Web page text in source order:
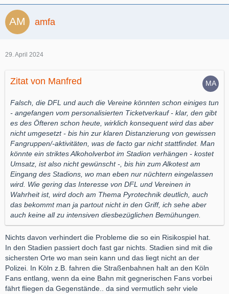
amfa
29. April 2024
Zitat von Manfred
Falsch, die DFL und auch die Vereine könnten schon einiges tun
- angefangen vom personalisierten Ticketverkauf - klar, den gibt
es des Öfteren schon heute, wirklich konsequent wird das aber
nicht umgesetzt - bis hin zur klaren Distanzierung von gewissen
Fangruppen/-aktivitäten, was de facto gar nicht stattfindet. Man
könnte ein striktes Alkoholverbot im Stadion verhängen - kostet
Umsatz, ist also nicht gewünscht -, bis hin zum Alkotest am
Eingang des Stadions, wo man eben nur nüchtern eingelassen
wird. Wie gering das Interesse von DFL und Vereinen in
Wahrheit ist, wird doch am Thema Pyrotechnik deutlich, auch
das bekommt man ja partout nicht in den Griff, ich sehe aber
auch keine all zu intensiven diesbezüglichen Bemühungen.
Nichts davon verhindert die Probleme die so ein Risikospiel hat.
In den Stadien passiert doch fast gar nichts. Stadien sind mit die
sichersten Orte wo man sein kann und das liegt nicht an der
Polizei. In Köln z.B. fahren die Straßenbahnen halt an den Köln
Fans entlang, wenn da eine Bahn mit gegnerischen Fans vorbei
fährt fliegen da Gegenstände.. da sind vermutlich sehr viele